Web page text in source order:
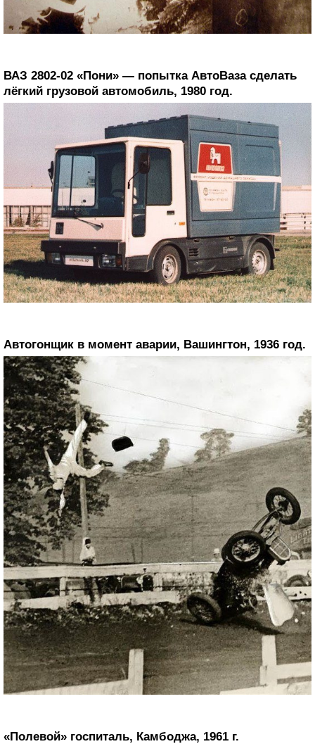
ВАЗ 2802-02 «Пони» — попытка АвтоВаза сделать
лёгкий грузовой автомобиль, 1980 год.
Автогонщик в момент аварии, Вашингтон, 1936 год.
«Полевой» госпиталь, Камбоджа, 1961 г.